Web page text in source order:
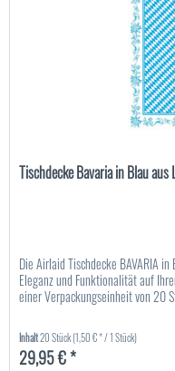
Tischdecke Bavaria in Blau
Die Airlaid Tischdecke BAVARIA
Eleganz und Funktionalität auf
einer Verpackungseinheit von 20
Inhalt20 Stück(1,50 € * / 1 Stück)
29,95 € *